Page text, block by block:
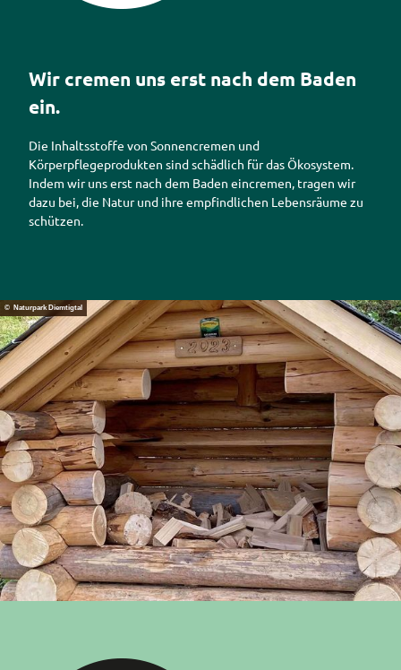
Wir cremen uns erst nach dem Baden
ein.
Die Inhaltsstoffe von Sonnencremen und
Körperpflegeprodukten sind schädlich für das Ökosystem.
Indem wir uns erst nach dem Baden eincremen, tragen wir
dazu bei, die Natur und ihre empfindlichen Lebensräume zu
schützen.
© Naturpark Diemtigtal